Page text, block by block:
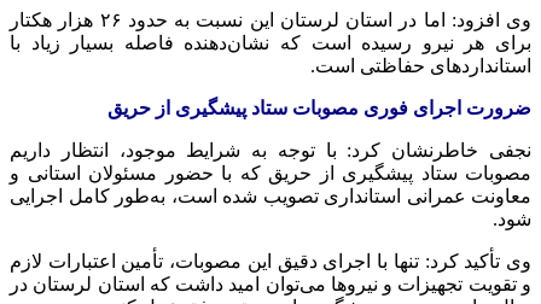
وی افزود: اما در استان لرستان این نسبت به حدود ۲۶ هزار هکتار
برای هر نیرو رسیده است که نشان‌دهنده فاصله بسیار زیاد با
استانداردهای حفاظتی است.
ضرورت اجرای فوری مصوبات ستاد پیشگیری از حریق
نجفی خاطرنشان کرد: با توجه به شرایط موجود، انتظار داریم
مصوبات ستاد پیشگیری از حریق که با حضور مسئولان استانی و
معاونت عمرانی استانداری تصویب شده است، به‌طور کامل اجرایی
شود.
وی تأکید کرد: تنها با اجرای دقیق این مصوبات، تأمین اعتبارات لازم
و تقویت تجهیزات و نیروها می‌توان امید داشت که استان لرستان در